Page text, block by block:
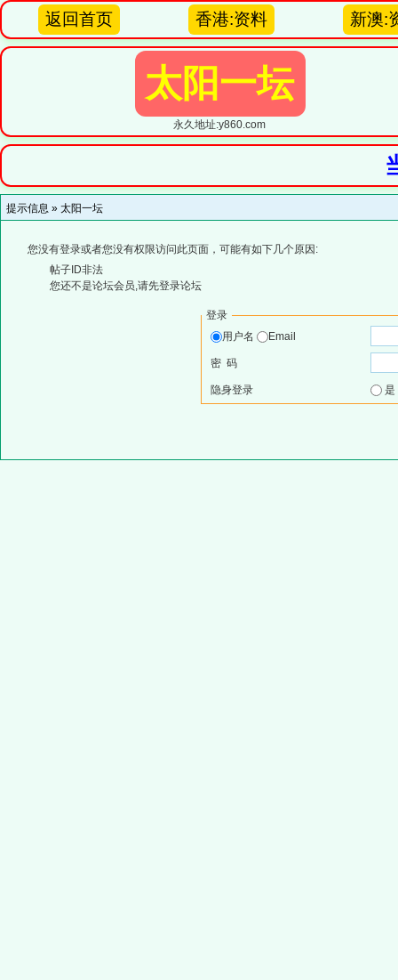
返回首页 香港:资料 新澳:
太阳一坛
永久地址:y860.com
提示信息 » 太阳一坛
您没有登录或者您没有权限访问此页面，可能有如下几个原因:
帖子ID非法
您还不是论坛会员,请先登录论坛
登录
用户名
Email
密 码
隐身登录